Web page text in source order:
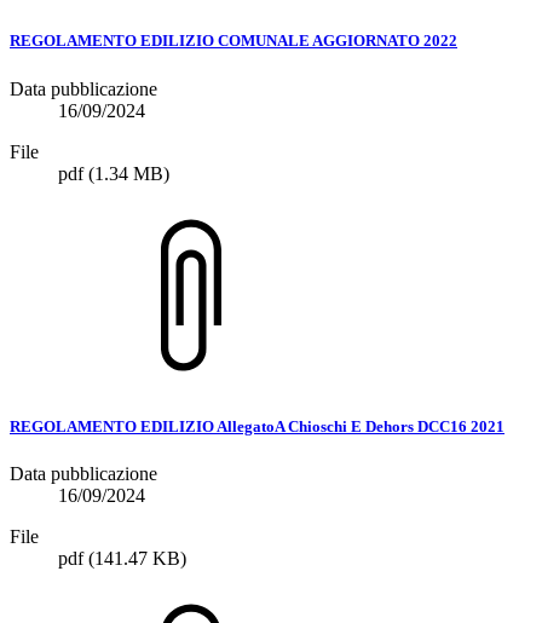
REGOLAMENTO EDILIZIO COMUNALE AGGIORNATO 2022
Data pubblicazione
16/09/2024
File
pdf(1.34 MB)
REGOLAMENTO EDILIZIO AllegatoA Chioschi E Dehors DCC16 2021
Data pubblicazione
16/09/2024
File
pdf(141.47 KB)